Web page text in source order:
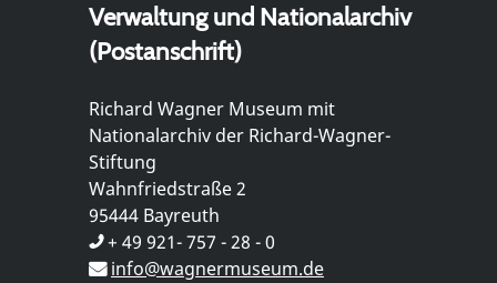
Verwaltung und Nationalarchiv
(Postanschrift)
Richard Wagner Museum mit
Nationalarchiv der Richard-Wagner-
Stiftung
Wahnfriedstraße 2
95444 Bayreuth
+ 49 921- 757 - 28 - 0
info@wagnermuseum.de